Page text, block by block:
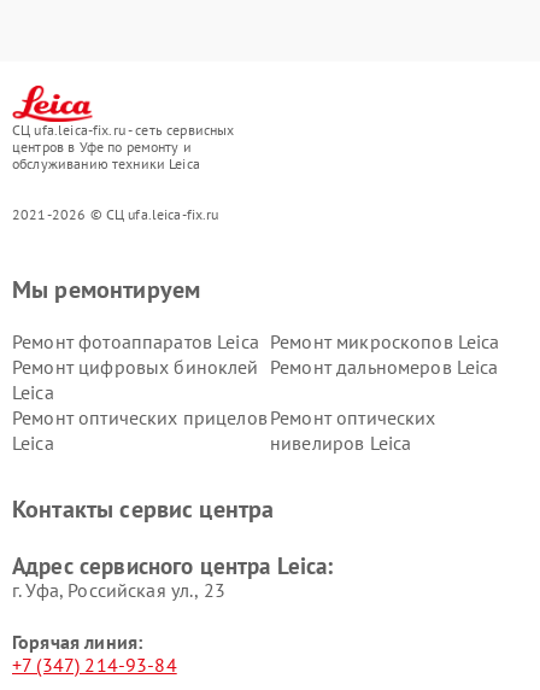
СЦ ufa.leica-fix.ru - сеть сервисных
центров в Уфе по ремонту и
обслуживанию техники Leica
2021-2026 © СЦ ufa.leica-fix.ru
Мы ремонтируем
Ремонт фотоаппаратов Leica Ремонт микроскопов Leica
Ремонт цифровых биноклей
Leica
Ремонт дальномеров Leica
Ремонт оптических прицелов
Leica
Ремонт оптических
нивелиров Leica
Контакты сервис центра
Адрес сервисного центра Leica:
г. Уфа, Российская ул., 23
Горячая линия:
+7 (347) 214-93-84